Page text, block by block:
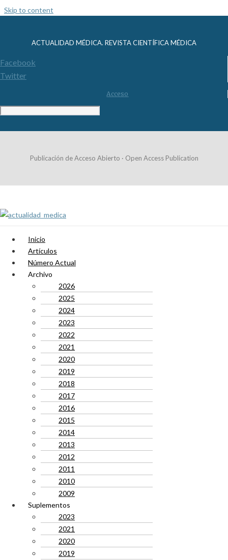
Skip to content
ACTUALIDAD MÉDICA. REVISTA CIENTÍFICA MÉDICA
Facebook
Twitter
Acceso
Publicación de Acceso Abierto · Open Access Publication
Inicio
Artículos
Número Actual
Archivo
2026
2025
2024
2023
2022
2021
2020
2019
2018
2017
2016
2015
2014
2013
2012
2011
2010
2009
Suplementos
2023
2021
2020
2019